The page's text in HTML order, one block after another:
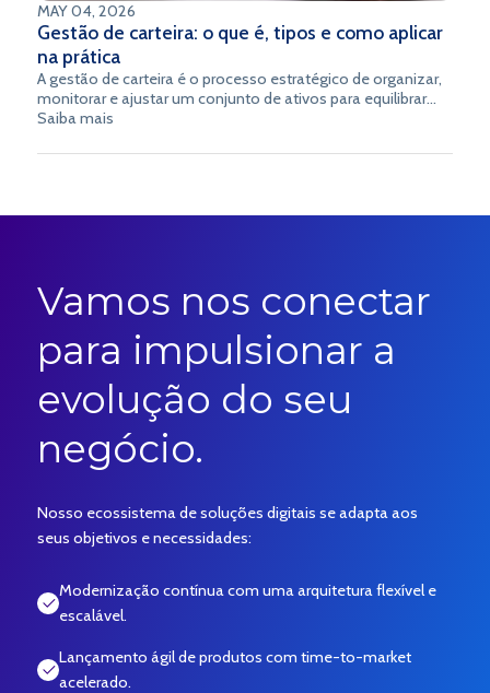
MAY 04, 2026
Gestão de carteira: o que é, tipos e como aplicar
na prática
A gestão de carteira é o processo estratégico de organizar,
monitorar e ajustar um conjunto de ativos para equilibrar
risco e retorno conforme objetivos predefinidos.
Saiba mais
Vamos nos conectar
para impulsionar a
evolução do seu
negócio.
Nosso ecossistema de soluções digitais se adapta aos
seus objetivos e necessidades:
Modernização contínua com uma arquitetura flexível e
escalável.
Lançamento ágil de produtos com time-to-market
acelerado.